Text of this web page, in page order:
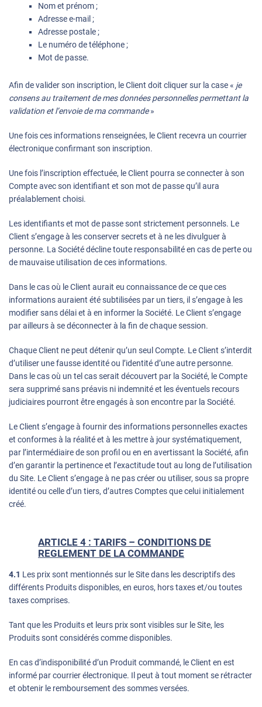
Nom et prénom ;
Adresse e-mail ;
Adresse postale ;
Le numéro de téléphone ;
Mot de passe.
Afin de valider son inscription, le Client doit cliquer sur la case « je
consens au traitement de mes données personnelles permettant la
validation et l’envoie de ma commande»
Une fois ces informations renseignées, le Client recevra un courrier
électronique confirmant son inscription.
Une fois l’inscription effectuée, le Client pourra se connecter à son
Compte avec son identifiant et son mot de passe qu’il aura
préalablement choisi.
Les identifiants et mot de passe sont strictement personnels. Le
Client s’engage à les conserver secrets et à ne les divulguer à
personne. La Société décline toute responsabilité en cas de perte ou
de mauvaise utilisation de ces informations.
Dans le cas où le Client aurait eu connaissance de ce que ces
informations auraient été subtilisées par un tiers, il s’engage à les
modifier sans délai et à en informer la Société. Le Client s’engage
par ailleurs à se déconnecter à la fin de chaque session.
Chaque Client ne peut détenir qu’un seul Compte. Le Client s’interdit
d’utiliser une fausse identité ou l’identité d’une autre personne.
Dans le cas où un tel cas serait découvert par la Société, le Compte
sera supprimé sans préavis ni indemnité et les éventuels recours
judiciaires pourront être engagés à son encontre par la Société.
Le Client s’engage à fournir des informations personnelles exactes
et conformes à la réalité et à les mettre à jour systématiquement,
par l’intermédiaire de son profil ou en en avertissant la Société, afin
d’en garantir la pertinence et l’exactitude tout au long de l’utilisation
du Site. Le Client s’engage à ne pas créer ou utiliser, sous sa propre
identité ou celle d’un tiers, d’autres Comptes que celui initialement
créé.
ARTICLE 4 : TARIFS – CONDITIONS DE
REGLEMENT DE LA COMMANDE
4.1 Les prix sont mentionnés sur le Site dans les descriptifs des
différents Produits disponibles, en euros, hors taxes et/ou toutes
taxes comprises.
Tant que les Produits et leurs prix sont visibles sur le Site, les
Produits sont considérés comme disponibles.
En cas d’indisponibilité d’un Produit commandé, le Client en est
informé par courrier électronique. Il peut à tout moment se rétracter
et obtenir le remboursement des sommes versées.